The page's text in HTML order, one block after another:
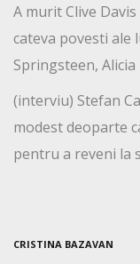
A murit Clive
cateva povesti ale
Springsteen, Alicia
(interviu) Stefan
modest deoparte
pentru a reveni la
CRISTINA BAZAVAN